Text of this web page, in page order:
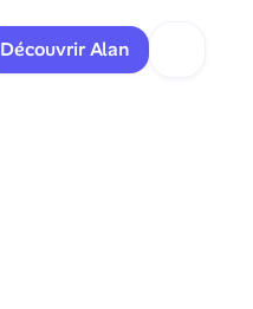
Découvrir Alan